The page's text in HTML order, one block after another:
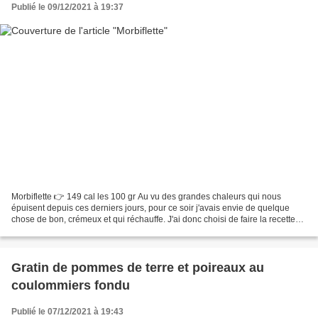
Publié le 09/12/2021 à 19:37
Morbiflette 👉 149 cal les 100 gr Au vu des grandes chaleurs qui nous
épuisent depuis ces derniers jours, pour ce soir j'avais envie de quelque
chose de bon, crémeux et qui réchauffe. J'ai donc choisi de faire la recette
Gratin de pommes de terre et poireaux au
coulommiers fondu
Publié le 07/12/2021 à 19:43